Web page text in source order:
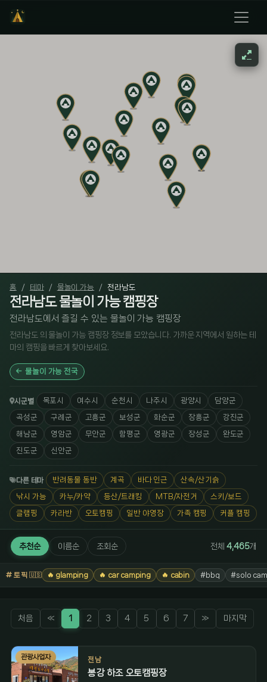
홈 테마 물놀이 가능 전라남도
전라남도 물놀이 가능 캠핑장
전라남도에서 즐길 수 있는 물놀이 가능 캠핑장
전라남도 의 물놀이 가능 캠핑장 정보를 모았습니다. 가까운 지역에서 원하는 테
마의 캠핑을 빠르게 찾아보세요.
물놀이 가능 전국
시군별 목포시 여수시 순천시 나주시 광양시 담양군
곡성군 구례군 고흥군 보성군 화순군 장흥군 강진군
해남군 영암군 무안군 함평군 영광군 장성군 완도군
진도군 신안군
다른 테마 반려동물 동반 계곡 바다 인근 산속/산기슭
낚시 가능 카누/카약 등산/트래킹 MTB/자전거 스키/보드
글램핑 카라반 오토캠핑 일반 야영장 가족 캠핑 커플 캠핑
추천순 이름순 조회순 전체 4,465개
토픽🇺🇸 🔥 glamping 🔥 car camping 🔥 cabin #bbq #solo
처음 « 1 2 3 4 5 6 7 » 마지막
관광사업자 전남
봉강 하조 오토캠핑장